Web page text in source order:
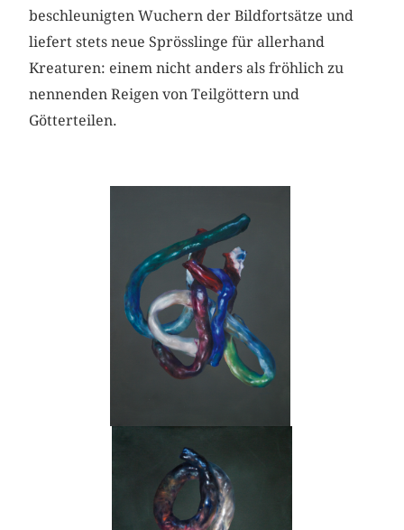
beschleunigten Wuchern der Bildfortsätze und
liefert stets neue Sprösslinge für allerhand
Kreaturen: einem nicht anders als fröhlich zu
nennenden Reigen von Teilgöttern und
Götterteilen.